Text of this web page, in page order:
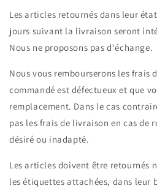
Les articles retournés dans leur
jours suivant la livraison seront
Nous ne proposons pas d'échange.
Nous vous rembourserons les
commandé est défectueux et que
remplacement. Dans le cas
pas les frais de livraison en cas de
désiré ou inadapté.
Les articles doivent être retournés
les étiquettes attachées, dans leur